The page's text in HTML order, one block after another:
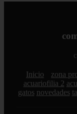
Inicio zona
acuariofilia 2
gatos novedades